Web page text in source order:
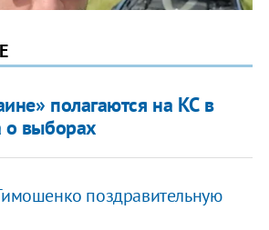
полагаются на КС в
о выборах
поздравительную